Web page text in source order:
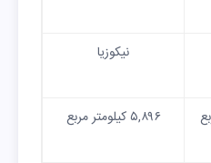
نیکوزیا
۵,۸۹۶ کیلومتر مربع